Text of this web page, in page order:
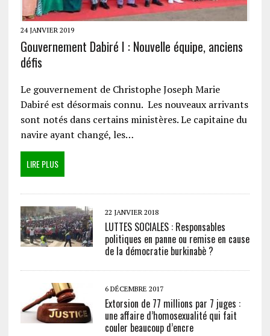
24 JANVIER 2019
Gouvernement Dabiré I : Nouvelle équipe, anciens
défis
Le gouvernement de Christophe Joseph Marie
Dabiré est désormais connu. Les nouveaux arrivants
sont notés dans certains ministères. Le capitaine du
navire ayant changé, les…
LIRE PLUS
22 JANVIER 2018
LUTTES SOCIALES : Responsables
politiques en panne ou remise en cause
de la démocratie burkinabè ?
6 DÉCEMBRE 2017
Extorsion de 77 millions par 7 juges :
une affaire d’homosexualité qui fait
couler beaucoup d’encre